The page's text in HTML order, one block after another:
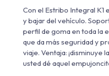
original
era:
$319.990.
Con el Estribo Integral K1
y bajar del vehículo.
perfil de goma en toda la
que da más seguridad y
viaje. Ventaja: ¡disminuye
usted dé aquel